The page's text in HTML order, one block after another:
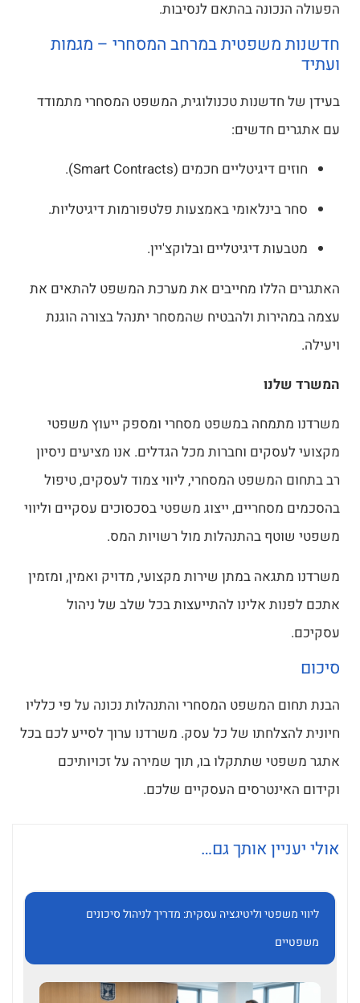
הפעולה הנכונה בהתאם לנסיבות.
חדשנות משפטית במרחב המסחרי – מגמות
ועתיד
בעידן של חדשנות טכנולוגית, המשפט המסחרי מתמודד
עם אתגרים חדשים:
חוזים דיגיטליים חכמים (Smart Contracts).
סחר בינלאומי באמצעות פלטפורמות דיגיטליות.
מטבעות דיגיטליים ובלוקצ'יין.
האתגרים הללו מחייבים את מערכת המשפט להתאים את
עצמה במהירות ולהבטיח שהמסחר יתנהל בצורה הוגנת
ויעילה.
המשרד שלנו
משרדנו מתמחה במשפט מסחרי ומספק ייעוץ משפטי
מקצועי לעסקים וחברות מכל הגדלים. אנו מציעים ניסיון
רב בתחום המשפט המסחרי, ליווי צמוד לעסקים, טיפול
בהסכמים מסחריים, ייצוג משפטי בסכסוכים עסקיים וליווי
משפטי שוטף בהתנהלות מול רשויות המס.
משרדנו מתגאה במתן שירות מקצועי, מדויק ואמין, ומזמין
אתכם לפנות אלינו להתייעצות בכל שלב של ניהול
עסקיכם.
סיכום
הבנת תחום המשפט המסחרי והתנהלות נכונה על פי כלליו
חיונית להצלחתו של כל עסק. משרדנו ערוך לסייע לכם בכל
אתגר משפטי שתתקלו בו, תוך שמירה על זכויותיכם
וקידום האינטרסים העסקיים שלכם.
אולי יעניין אותך גם…
ליווי משפטי וליטיגציה עסקית: מדריך לניהול סיכונים
משפטיים